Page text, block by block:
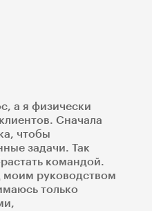
а я физически
Сначала
чтобы
задачи. Так
командой.
моим руководством
только